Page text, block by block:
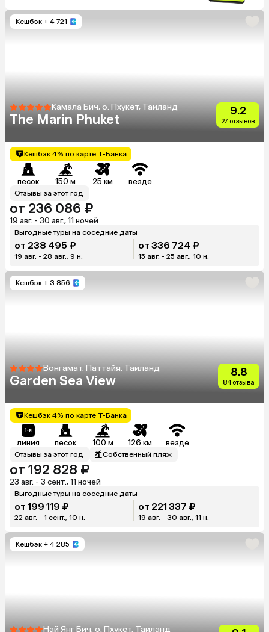
Кешбэк + 4 721
Камала Бич, о. Пхукет, Таиланд
The Marin Phuket
9.2
27 отзывов
Кешбэк 4% по карте Т-Банка
песок 150 м 25 км везде
Отзывы за этот год
от 236 086 ₽
19 авг. - 30 авг., 11 ночей
Выгодные туры на соседние даты
от 238 495 ₽
19 авг. - 28 авг., 9 н.
от 336 724 ₽
15 авг. - 25 авг., 10 н.
Кешбэк + 3 856
Вонгамат, Паттайя, Таиланд
Garden Sea View
8.8
84 отзыва
Кешбэк 4% по карте Т-Банка
линия песок 100 м 126 км везде
Отзывы за этот год Собственный пляж
от 192 828 ₽
23 авг. - 3 сент., 11 ночей
Выгодные туры на соседние даты
от 199 119 ₽
22 авг. - 1 сент., 10 н.
от 221 337 ₽
19 авг. - 30 авг., 11 н.
Кешбэк + 4 285
Най Янг Бич, о. Пхукет, Таиланд